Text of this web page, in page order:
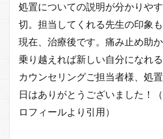
処置についての説明が分かりや
切。担当してくれる先生の印象
現在、治療後です。痛み止め助
乗り越えれば新しい自分になれ
カウンセリングご担当者様、処
日はありがとうございました！
ロフィールより引用）